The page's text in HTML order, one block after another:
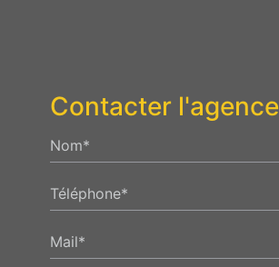
Contacter l'agence
Nom*
Téléphone*
Mail*